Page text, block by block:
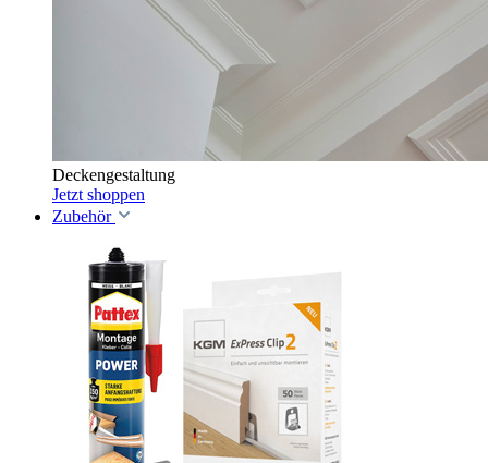
Deckengestaltung
Jetzt shoppen
Zubehör